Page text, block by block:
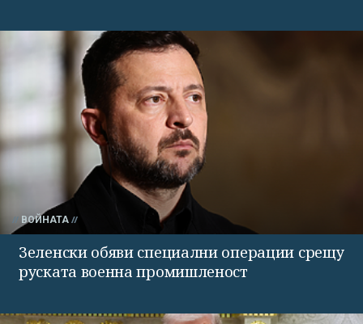
ВОЙНАТА
Зеленски обяви специални операции срещу
руската военна промишленост